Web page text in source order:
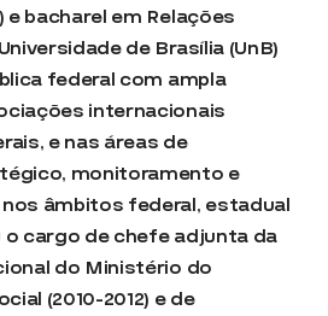
e bacharel em Relações
de Brasília (UnB)
federal com ampla
internacionais
e nas áreas de
monitoramento e
âmbitos federal, estadual
o cargo de chefe adjunta da
do Ministério do
(2010-2012) e de